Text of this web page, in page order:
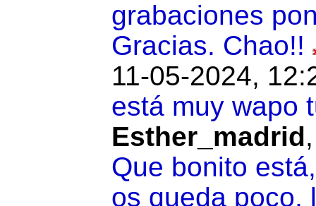
grabaciones
Gracias. Chao!!
11-05-2024,
está muy wapo
Esther_madrid
Que bonito
os queda poco,